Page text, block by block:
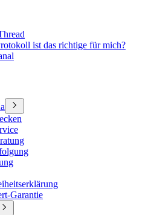
ist das richtige für mich?
Garantie